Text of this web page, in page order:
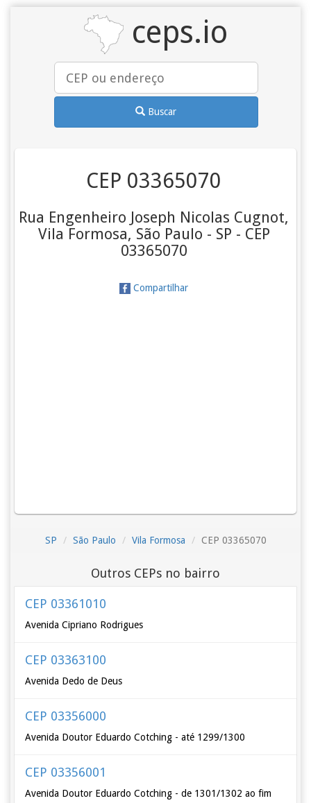
ceps.io
Buscar
CEP 03365070
Rua Engenheiro Joseph Nicolas Cugnot,
Vila Formosa, São Paulo - SP - CEP
03365070
Compartilhar
SP São Paulo Vila Formosa CEP 03365070
Outros CEPs no bairro
CEP 03361010
Avenida Cipriano Rodrigues
CEP 03363100
Avenida Dedo de Deus
CEP 03356000
Avenida Doutor Eduardo Cotching - até 1299/1300
CEP 03356001
Avenida Doutor Eduardo Cotching - de 1301/1302 ao fim